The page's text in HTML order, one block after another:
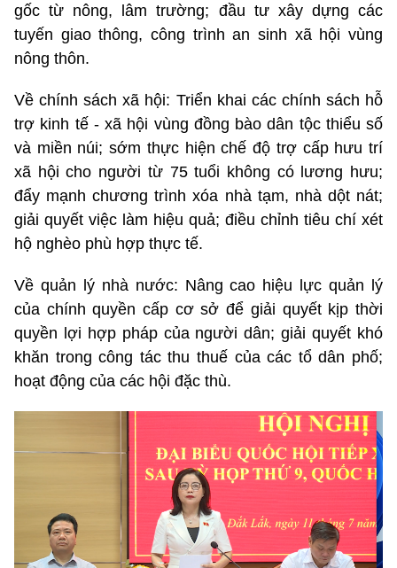
gốc từ nông, lâm trường; đầu tư xây dựng các
tuyến giao thông, công trình an sinh xã hội vùng
nông thôn.
Về chính sách xã hội: Triển khai các chính sách hỗ
trợ kinh tế - xã hội vùng đồng bào dân tộc thiểu số
và miền núi; sớm thực hiện chế độ trợ cấp hưu trí
xã hội cho người từ 75 tuổi không có lương hưu;
đẩy mạnh chương trình xóa nhà tạm, nhà dột nát;
giải quyết việc làm hiệu quả; điều chỉnh tiêu chí xét
hộ nghèo phù hợp thực tế.
Về quản lý nhà nước: Nâng cao hiệu lực quản lý
của chính quyền cấp cơ sở để giải quyết kịp thời
quyền lợi hợp pháp của người dân; giải quyết khó
khăn trong công tác thu thuế của các tổ dân phố;
hoạt động của các hội đặc thù.